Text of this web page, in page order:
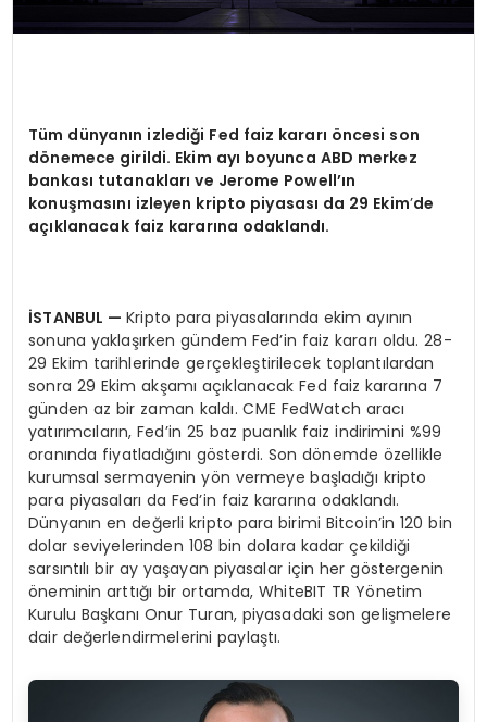
Tüm dünyanın izlediği Fed faiz kararı öncesi son
dönemece girildi. Ekim ayı boyunca ABD merkez
bankası tutanaklarıve Jerome Powell’ın
konuşmasını izleyen kripto piyasası da 29 Ekim’de
açıklanacak faiz kararına odaklandı.
İSTANBUL —Kripto para piyasalarında ekim ayının
sonuna yaklaşırken gündem Fed’in faiz kararı oldu. 28-
29 Ekim tarihlerinde gerçekleştirilecek toplantılardan
sonra 29 Ekim akşamı açıklanacak Fed faiz kararına 7
günden az bir zaman kaldı. CME FedWatch aracı
yatırımcıların, Fed’in 25 baz puanlık faiz indirimini %99
oranında fiyatladığını gösterdi. Son dönemde özellikle
kurumsal sermayenin yön vermeye başladığı kripto
para piyasaları da Fed’in faiz kararına odaklandı.
Dünyanın en değerli kripto para birimi Bitcoin’in 120 bin
dolar seviyelerinden 108 bin dolara kadar çekildiği
sarsıntılı bir ay yaşayan piyasalar için her göstergenin
öneminin arttığı bir ortamda, WhiteBIT TR Yönetim
Kurulu Başkanı Onur Turan, piyasadaki son gelişmelere
dair değerlendirmelerini paylaştı.